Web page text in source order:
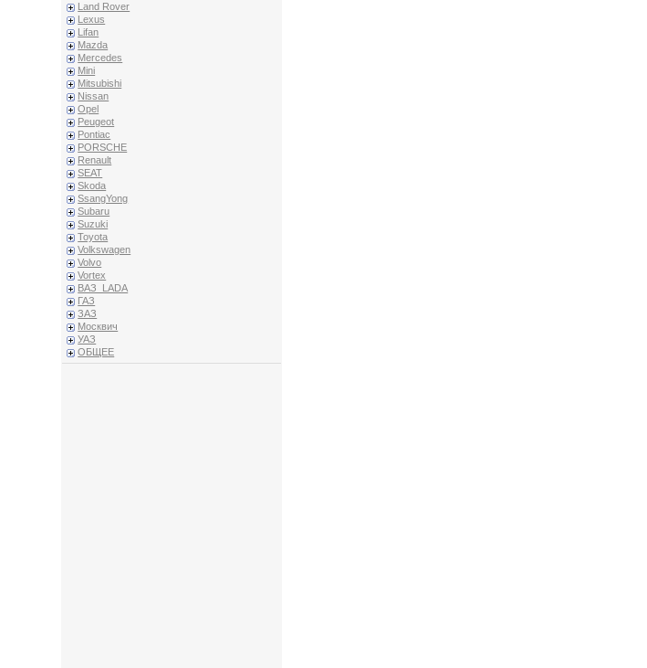
Land Rover
Lexus
Lifan
Mazda
Mercedes
Mini
Mitsubishi
Nissan
Opel
Peugeot
Pontiac
PORSCHE
Renault
SEAT
Skoda
SsangYong
Subaru
Suzuki
Toyota
Volkswagen
Volvo
Vortex
ВАЗ_LADA
ГАЗ
ЗАЗ
Москвич
УАЗ
ОБЩЕЕ